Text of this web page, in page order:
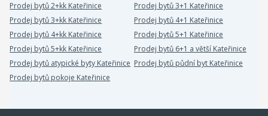
Prodej bytů 2+kk Kateřinice
Prodej bytů 3+1 Kateřinice
Prodej bytů 3+kk Kateřinice
Prodej bytů 4+1 Kateřinice
Prodej bytů 4+kk Kateřinice
Prodej bytů 5+1 Kateřinice
Prodej bytů 5+kk Kateřinice
Prodej bytů 6+1 a větší Kateřinice
Prodej bytů atypické byty Kateřinice Prodej bytů půdní byt Kateřinice
Prodej bytů pokoje Kateřinice